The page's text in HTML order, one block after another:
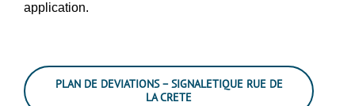
application.
PLAN DE DEVIATIONS – SIGNALETIQUE RUE DE
LA CRETE